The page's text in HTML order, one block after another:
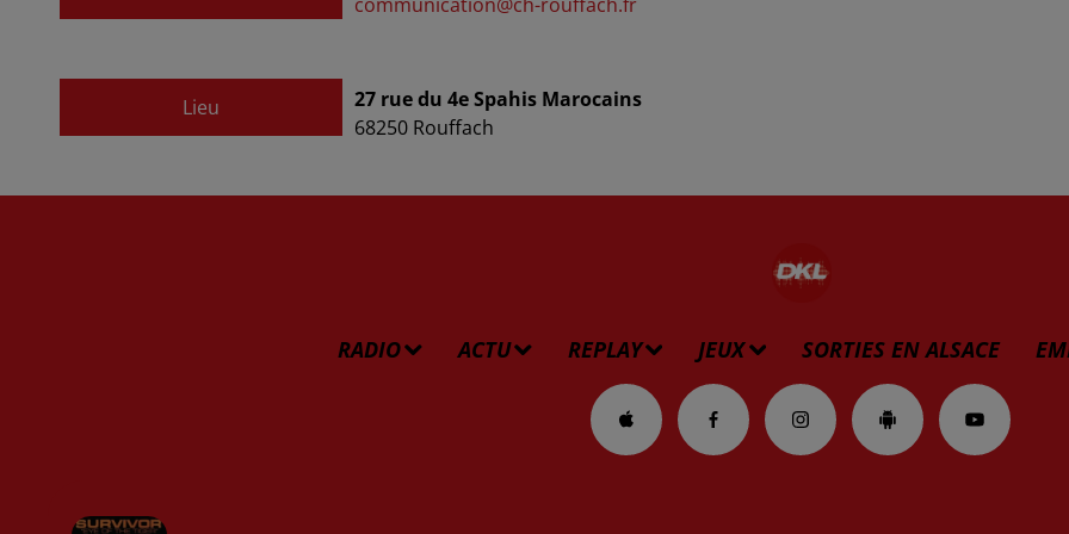
Lieu
27 rue du 4e Spahis Marocains
68250 Rouffach
RADIO ACTU REPLAY JEUX SORTIES EN ALSACE